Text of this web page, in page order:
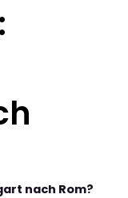
nach Rom?